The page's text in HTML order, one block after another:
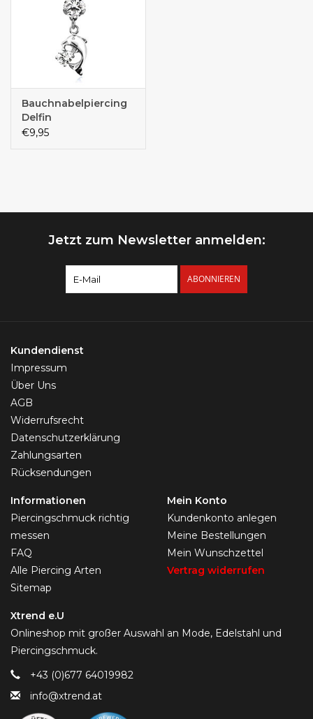
Bauchnabelpiercing
Delfin
€9,95
Jetzt zum Newsletter anmelden:
ABONNIEREN
Kundendienst
Impressum
Über Uns
AGB
Widerrufsrecht
Datenschutzerklärung
Zahlungsarten
Rücksendungen
Informationen
Piercingschmuck richtig
messen
FAQ
Alle Piercing Arten
Sitemap
Mein Konto
Kundenkonto anlegen
Meine Bestellungen
Mein Wunschzettel
Vertrag widerrufen
Xtrend e.U
Onlineshop mit großer Auswahl an Mode, Edelstahl und
Piercingschmuck.
+43 (0)677 64019982
info@xtrend.at